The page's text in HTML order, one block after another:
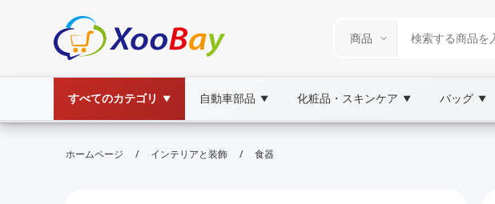
すべてのカテゴリ ▼ 自動車部品 ▼ 化粧品・スキンケア ▼ バッグ ▼
ホームページ / インテリアと装飾 / 食器